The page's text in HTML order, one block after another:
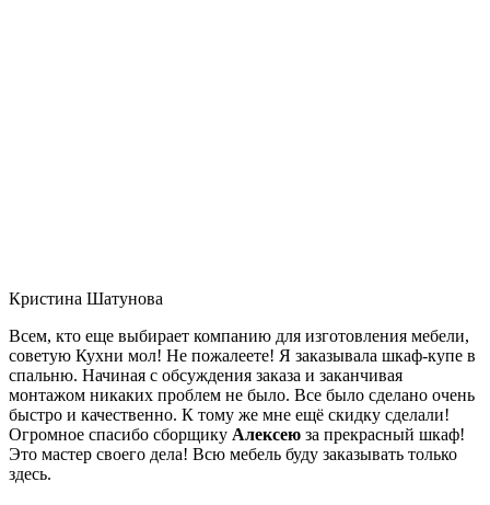
Кристина Шатунова
Всем, кто еще выбирает компанию для изготовления мебели,
советую Кухни мол! Не пожалеете! Я заказывала шкаф-купе в
спальню. Начиная с обсуждения заказа и заканчивая
монтажом никаких проблем не было. Все было сделано очень
быстро и качественно. К тому же мне ещё скидку сделали!
Огромное спасибо сборщику Алексею за прекрасный шкаф!
Это мастер своего дела! Всю мебель буду заказывать только
здесь.